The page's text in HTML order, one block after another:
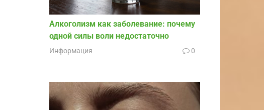
Алкоголизм как заболевание: почему
одной силы воли недостаточно
Информация 0